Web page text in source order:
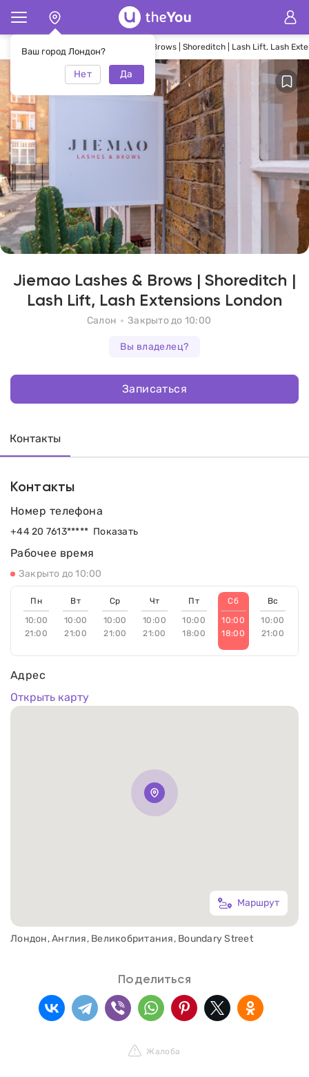
Ваш город Лондон?
Нет Да
Главная Салон Jiemao Lashes & Brows | Shoreditch | Lash Lift, Lash
Jiemao Lashes & Brows | Shoreditch |
Lash Lift, Lash Extensions London
Салон Закрыто до 10:00
Вы владелец?
Записаться
Контакты
Контакты
Маршрут
Лондон, Англия, Великобритания, Boundary Street
Адрес
Открыть карту
Рабочее время
Закрыто до 10:00
Пн
10:00
21:00
Вт
10:00
21:00
Ср
10:00
21:00
Чт
10:00
21:00
Пт
10:00
18:00
Сб
10:00
18:00
Вс
10:00
21:00
Номер телефона
+44 20 7613***** Показать
Поделиться
Жалоба